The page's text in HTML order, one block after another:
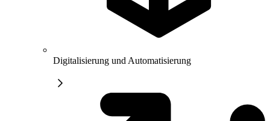
Digitalisierung und Automatisierung